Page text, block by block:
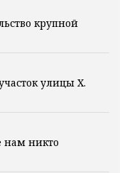
крупной
улицы Х.
нам никто